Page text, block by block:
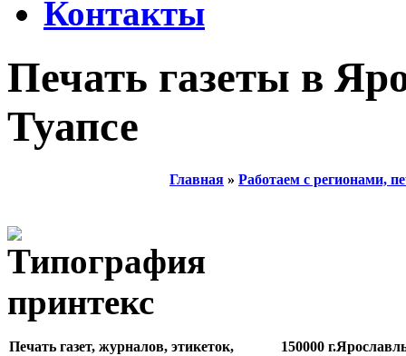
Контакты
Печать газеты в
Туапсе
Главная » Работаем с регионами,
Печать газет, журналов, этикеток,
150000